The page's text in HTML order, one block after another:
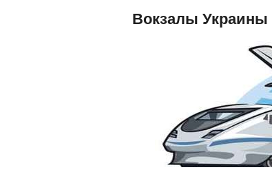
Вокзалы Украины